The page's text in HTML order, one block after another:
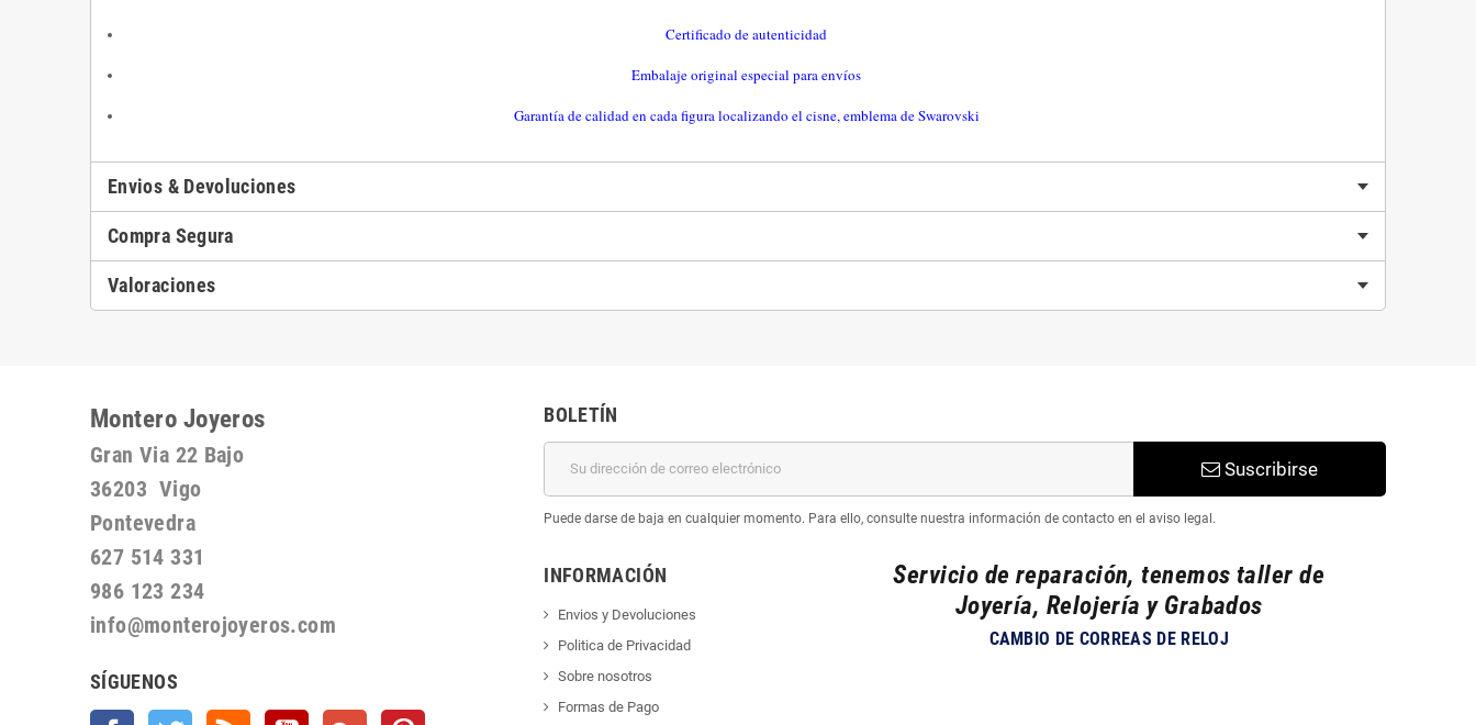
Certificado de autenticidad
Embalaje original especial para envíos
Garantía de calidad en cada figura localizando el cisne, emblema de Swarovski
Envios & Devoluciones
Compra Segura
Valoraciones
Montero Joyeros
Gran Via 22 Bajo
36203 Vigo
Pontevedra
627 514 331
986 123 234
info@monterojoyeros.com
SÍGUENOS
Facebook Twitter YouTube Google +
BOLETÍN
Suscribirse
Puede darse de baja en cualquier momento. Para ello, consulte nuestra información de contacto en el aviso legal.
INFORMACIÓN
Envios y Devoluciones
Politica de Privacidad
Sobre nosotros
Formas de Pago
Servicio de reparación, tenemos taller de
Joyería, Relojería y Grabados
CAMBIO DE CORREAS DE RELOJ